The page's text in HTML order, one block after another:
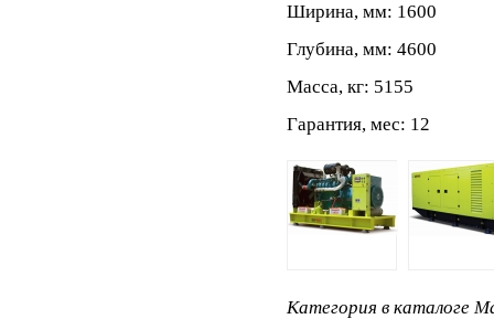
Ширина, мм: 1600
Глубина, мм: 4600
Масса, кг: 5155
Гарантия, мес: 12
Категория в каталоге